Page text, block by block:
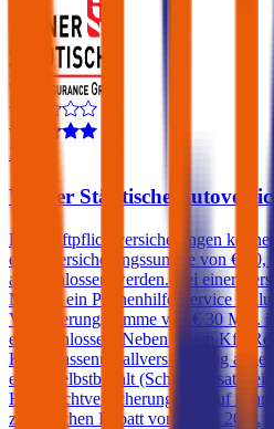
3,9
Wiener Städtische
Kfz-Haftpflichtversicherungen
einer Versicherungssumme von €
abgeschlossen werden. Bei einer
Mio. ist ein Pannenhilfe-Service
Versicherungssumme von € 30 Mio.
eingeschlossen. Neben einem Kfz-
Kfz-Insassenunfallversicherung
einen Selbstbehalt
Haftpflichtversicherung in Kauf
zusätzlichen Rabatt von bis zu 20%.